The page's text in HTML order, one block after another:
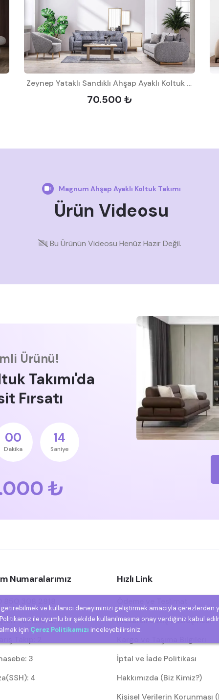
Zeynep Yataklı Sandıklı Ahşap Ayaklı Koltuk Takımı
70.500 ₺
Magnum Ahşap Ayaklı Koltuk Takımı
Ürün Videosu
Bu Ürünün Videosu Henüz Hazır Değil.
Ürünü!
Takımı'da
Fırsatı
00
Dakika
13
Saniye
₺
Numaralarımız
Temsilcisi: 1
3
4
Hızlı Link
Mesafeli Satış Sözleşmesi
İptal ve İade Politikası
Hakkımızda (Biz Kimiz?)
Kişisel Verilerin Korunması
getirebilmek ve kullanıcı deneyiminizi geliştirmek amacıyla çerezlerden
ile uyumlu bir şekilde kullanılmasına onay verdiğiniz kabul
için Çerez Politikamızı inceleyebilirsiniz.